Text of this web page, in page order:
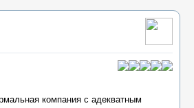
компания с адекватным